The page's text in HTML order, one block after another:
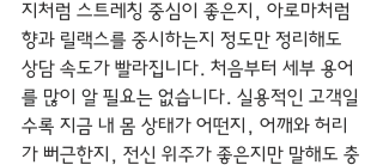
지처럼 스트레칭 중심이 좋은지, 아로마처럼
향과 릴랙스를 중시하는지 정도만 정리해도
상담 속도가 빨라집니다. 처음부터 세부 용어
를 많이 알 필요는 없습니다. 실용적인 고객일
수록 지금 내 몸 상태가 어떤지, 어깨와 허리
가 뻐근한지, 전신 위주가 좋은지만 말해도 충